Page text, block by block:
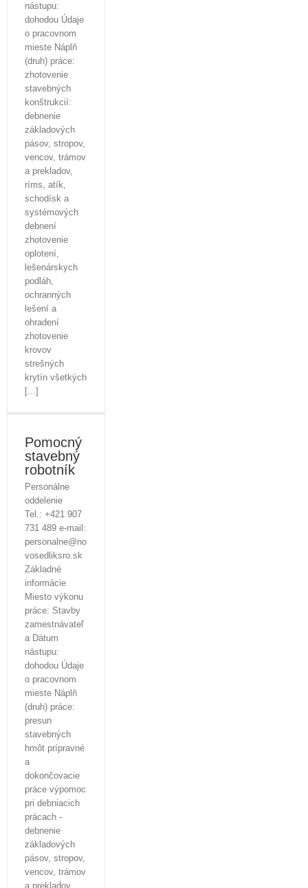
nástupu:
dohodou Údaje
o pracovnom
mieste Náplň
(druh) práce:
zhotovenie
stavebných
konštrukcií:
debnenie
základových
pásov, stropov,
vencov, trámov
a prekladov,
ríms, atík,
schodísk a
systémových
debnení
zhotovenie
oplotení,
lešenárskych
podláh,
ochranných
lešení a
ohradení
zhotovenie
krovov
strešných
krytín všetkých
[...]
Pomocný
stavebný
robotník
Personálne
oddelenie
Tel.: +421 907
731 489 e-mail:
personalne@no
vosedliksro.sk
Základné
informácie
Miesto výkonu
práce: Stavby
zamestnávateľ
a Dátum
nástupu:
dohodou Údaje
o pracovnom
mieste Náplň
(druh) práce:
presun
stavebných
hmôt prípravné
a
dokončovacie
práce výpomoc
pri debniacich
prácach -
debnenie
základových
pásov, stropov,
vencov, trámov
a prekladov,